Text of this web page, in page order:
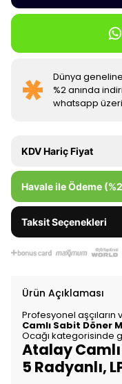
Dünya
%2 anında
whatsapp
KDV Hariç Fiyat
Havale ile Ödeme
Taksit Seçenekleri
Ürün Açıklaması
Profesyonel
Camlı Sabit Döner
Ocağı kategorisinde
Atalay
5 Radyanlı,